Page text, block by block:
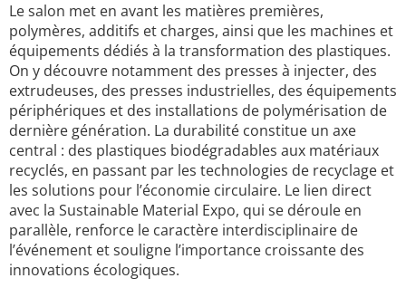
Le salon met en avant les matières premières,
polymères, additifs et charges, ainsi que les machines et
équipements dédiés à la transformation des plastiques.
On y découvre notamment des presses à injecter, des
extrudeuses, des presses industrielles, des équipements
périphériques et des installations de polymérisation de
dernière génération. La durabilité constitue un axe
central : des plastiques biodégradables aux matériaux
recyclés, en passant par les technologies de recyclage et
les solutions pour l’économie circulaire. Le lien direct
avec la Sustainable Material Expo, qui se déroule en
parallèle, renforce le caractère interdisciplinaire de
l’événement et souligne l’importance croissante des
innovations écologiques.